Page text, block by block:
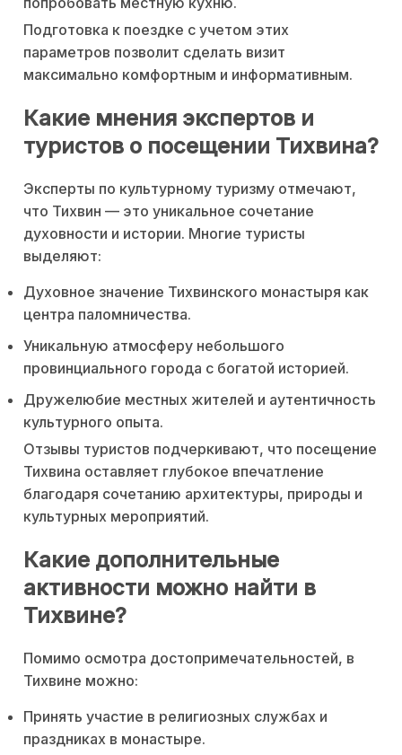
Подготовка к поездке с учетом этих
параметров позволит сделать визит
максимально комфортным и информативным.
Какие мнения экспертов и
туристов о посещении Тихвина?
Эксперты по культурному туризму отмечают,
что Тихвин — это уникальное сочетание
духовности и истории. Многие туристы
выделяют:
Духовное значение Тихвинского монастыря как
центра паломничества.
Уникальную атмосферу небольшого
провинциального города с богатой историей.
Дружелюбие местных жителей и аутентичность
культурного опыта.
Отзывы туристов подчеркивают, что посещение
Тихвина оставляет глубокое впечатление
благодаря сочетанию архитектуры, природы и
культурных мероприятий.
Какие дополнительные
активности можно найти в
Тихвине?
Помимо осмотра достопримечательностей, в
Тихвине можно:
Принять участие в религиозных службах и
праздниках в монастыре.